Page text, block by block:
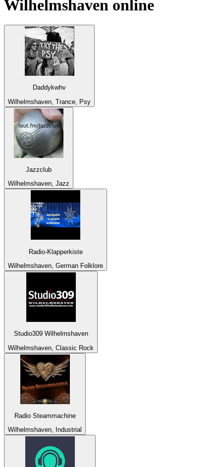
Wilhelmshaven online
Daddykwhv
Wilhelmshaven, Trance, Psy
Jazzclub
Wilhelmshaven, Jazz
Radio-Klapperkiste
Wilhelmshaven, German Folklore
Studio309 Wilhelmshaven
Wilhelmshaven, Classic Rock
Radio Steammachine
Wilhelmshaven, Industrial